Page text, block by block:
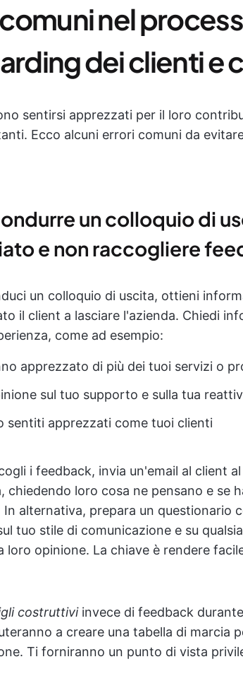
nel
dei clienti e
sentirsi apprezzati per il loro
Ecco alcuni errori comuni da
un colloquio di
e non raccogliere
un colloquio di uscita, ottieni
il client a lasciare l'azienda. Chiedi
come ad esempio:
apprezzato di più dei tuoi servizi o
sul tuo supporto e sulla tua
sentiti apprezzati come tuoi clienti
i feedback, invia un'email al client
chiedendo loro cosa ne pensano e se
In alternativa, prepara un questionario
tuo stile di comunicazione e su
loro opinione. La chiave è rendere
costruttiviinvece di feedback
a creare una tabella di marcia
Ti forniranno un punto di vista